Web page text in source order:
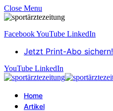
Close Menu
FacebookYouTube LinkedIn
Jetzt Print-Abo sichern!
YouTube LinkedIn
Home
Artikel